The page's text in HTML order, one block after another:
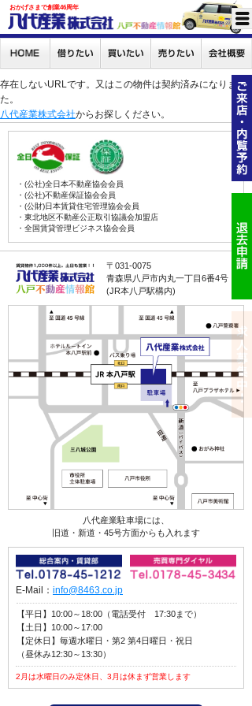
おかげさまで創業46周年
存在しないURLです。又はこの物件は契約済みになりまし
た。
八代産業株式会社からお探しください。
・(公社)全日本不動産協会会員
・(公社)不動産保証協会会員
・(公財)日本賃貸住宅管理協会会員
・東北地区不動産公正取引協議会加盟店
・全国賃貸管理ビジネス協会会員
〒031-0075
青森県八戸市内丸一丁目6番4号
(JR本八戸駅構内)
八代産業駐車場には、
旧道・新道・45号方面からも入れます
E-Mail： info@8463.co.jp
【平日】10:00～18:00（電話受付 17:30まで）
【土日】10:00～17:00
【定休日】毎週水曜日・第2 第4日曜日・祝日
（昼休み12:30～13:30）
2月は水曜日のみ定休日、3月は休まず営業します